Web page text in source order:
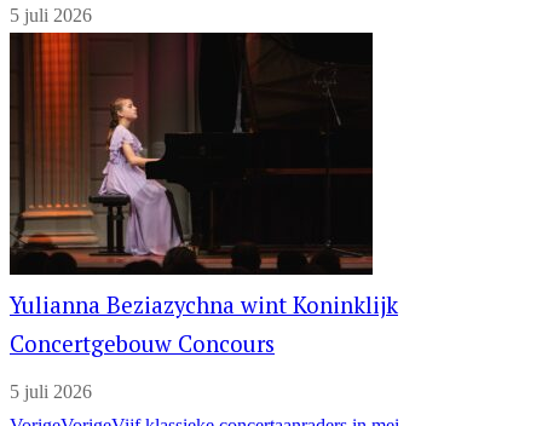
5 juli 2026
Yulianna Beziazychna wint Koninklijk
Concertgebouw Concours
5 juli 2026